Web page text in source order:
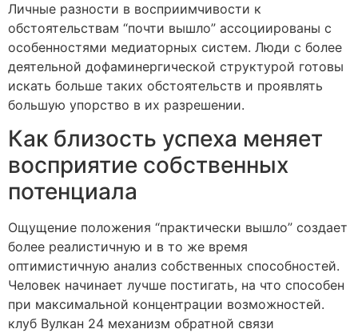
Личные разности в восприимчивости к
обстоятельствам “почти вышло” ассоциированы с
особенностями медиаторных систем. Люди с более
деятельной дофаминергической структурой готовы
искать больше таких обстоятельств и проявлять
большую упорство в их разрешении.
Как близость успеха меняет
восприятие собственных
потенциала
Ощущение положения “практически вышло” создает
более реалистичную и в то же время
оптимистичную анализ собственных способностей.
Человек начинает лучше постигать, на что способен
при максимальной концентрации возможностей.
клуб Вулкан 24 механизм обратной связи